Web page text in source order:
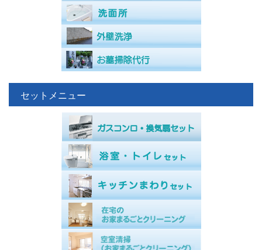
セットメニュー